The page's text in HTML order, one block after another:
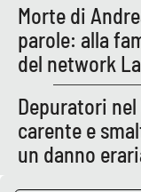
Storie
LAC
NETWORK
Lacplay.it
Lactv.it
Morte di
parole: alla
del network
Depuratori
carente e
un danno